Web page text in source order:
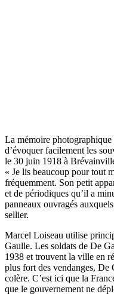
La mémoire
d’évoquer facilement les
le 30 juin 1918 à
« Je lis beaucoup pour tout
fréquemment. Son petit
et de périodiques qu’il a
panneaux ouvragés
sellier.
Marcel Loiseau utilise
Gaulle. Les soldats de De
1938 et trouvent la ville en
plus fort des vendanges, De
colère. C’est ici que la
que le gouvernement ne